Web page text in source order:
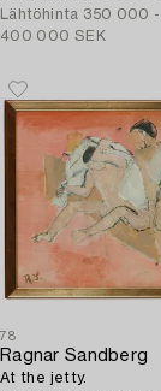
Lähtöhinta 350 000 -
400 000 SEK
78
Ragnar Sandberg
At the jetty.